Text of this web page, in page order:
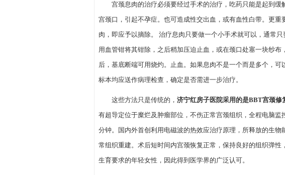
宫颈息肉的治疗必须要经过手术的治疗，吃药只能是起到缓
宫颈口，引起不孕症。也可造成性交出血，或有血性白带。更
肉，即应予以摘除。 治疗息肉只要做一个小手术就可以，通常
用血管钳将其钳除，之后稍加压迫止血，或在颈口处塞一块纱
后，基底断端可用烧灼。止血。如果息肉不是一个而是多个，可
标本均应送作病理检查，确定是否需进一步治疗。
这些方法只是传统的， 济宁红房子医院采用的是BBT宫颈修
有超导定位于糜烂及肿瘤部位，不伤正常宫颈组织，全程电脑
分钟。国内外首创利用电磁波的热效应治疗原理，所释放的生
常组织重建。术后短时间内宫颈恢复正常，保持良好的组织弹
生育要求的年轻女性，因此得到医学界的广泛认可。